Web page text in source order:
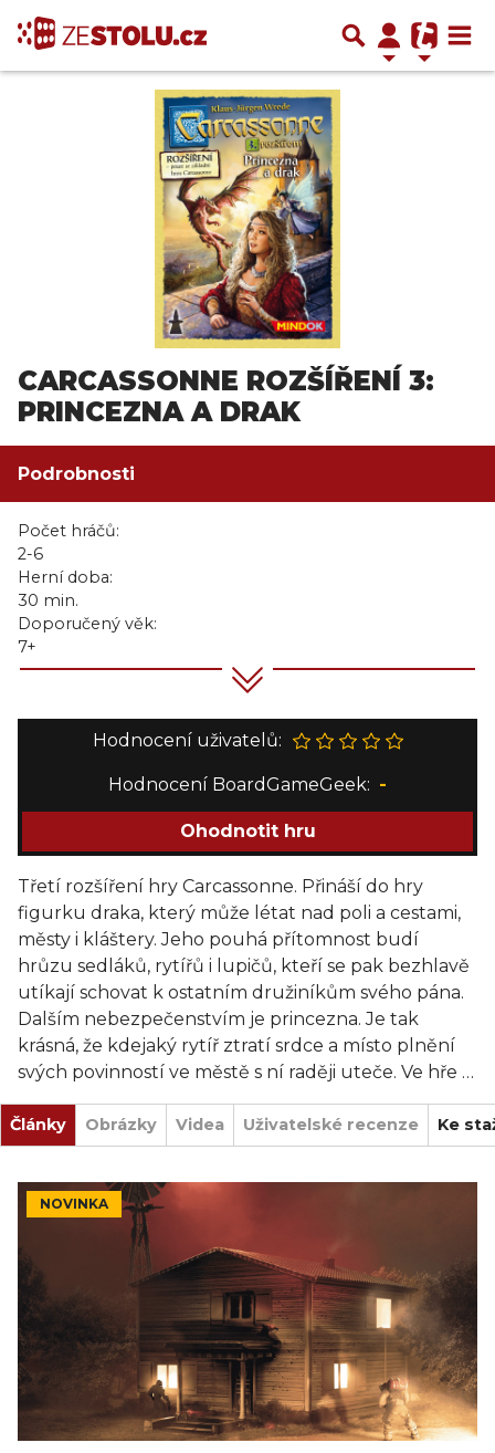
CARCASSONNE ROZŠÍŘENÍ 3:
PRINCEZNA A DRAK
Podrobnosti
Počet hráčů:
2-6
Herní doba:
30 min.
Doporučený věk:
7+
Hodnocení uživatelů:
Hodnocení BoardGameGeek: -
Ohodnotit hru
Třetí rozšíření hry Carcassonne. Přináší do hry
figurku draka, který může létat nad poli a cestami,
městy i kláštery. Jeho pouhá přítomnost budí
hrůzu sedláků, rytířů i lupičů, kteří se pak bezhlavě
utíkají schovat k ostatním družiníkům svého pána.
Dalším nebezpečenstvím je princezna. Je tak
krásná, že kdejaký rytíř ztratí srdce a místo plnění
svých povinností ve městě s ní raději uteče. Ve hře je
ještě figurka víly, která dokáže ochránit před
drakem a nové kartičky krajiny tunel, klášter ve
městě a další.
Články Obrázky Videa Uživatelské recenze Ke
NOVINKA